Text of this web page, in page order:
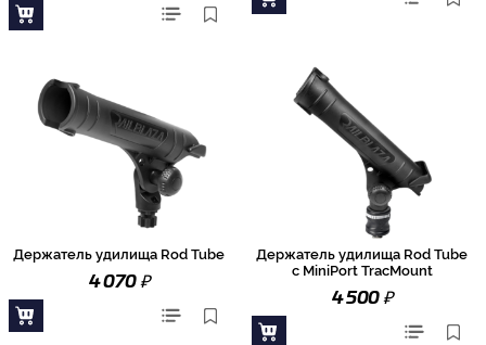
Держатель удилища Rod Tube
4 070₽
Держатель удилища Rod Tube
с MiniPort TracMount
4 500₽